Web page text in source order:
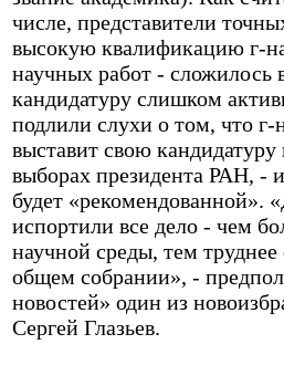
числе, представители
высокую квалификацию г-
научных работ - сложилось
кандидатуру слишком
подлили слухи о том, что г-
выставит свою
выборах президента РАН, -
будет «рекомендованной».
испортили все дело - чем
научной среды, тем
общем собрании», -
новостей» один из
Сергей Глазьев.